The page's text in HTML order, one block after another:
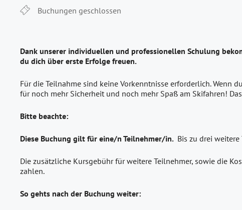
Buchungen geschlossen
Dank unserer individuellen und professionellen Schulung
du dich über erste Erfolge freuen.
Für die Teilnahme sind keine Vorkenntnisse erforderlich. Wenn
für noch mehr Sicherheit und noch mehr Spaß am Skifahren!
Bitte beachte:
Diese Buchung gilt für eine/n Teilnehmer/in. Bis zu drei
Die zusätzliche Kursgebühr für weitere Teilnehmer, sowie die
zahlen.
So gehts nach der Buchung weiter: